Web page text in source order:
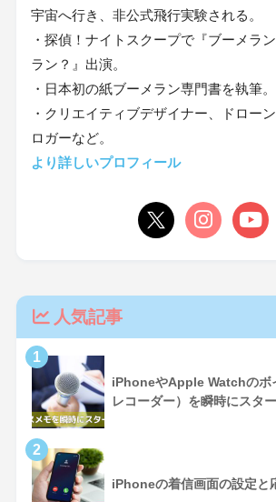
宇宙へ行き、非公式飛行実験される。
・探偵！ナイトスクープで『ブーメラ
ラン？』出演。
・日本初の紙ブーメラン専門書を執筆。
・クリエイティブデザイナー、ドロー
ロガーなど。
より詳しいプロフィール
人気記事
1
iPhoneやApple Watchのボ
レコーダー）を瞬時にスタ
2
iPhoneの着信画面の設定と